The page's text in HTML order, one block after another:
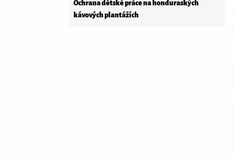
Ochrana dětské práce na honduraských
kávových plantážích